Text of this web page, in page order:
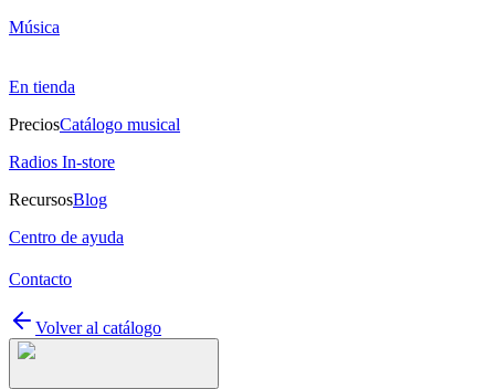
Música
En tienda
PreciosCatálogo musical
Radios In-store
RecursosBlog
Centro de ayuda
Contacto
Volver al catálogo